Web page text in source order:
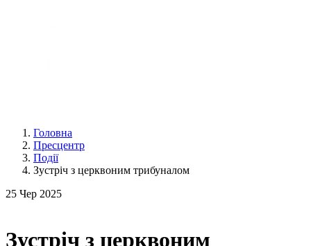
Головна
Пресцентр
Події
Зустріч з церквоним трибуналом
25 Чер 2025
Зустріч з церквоним